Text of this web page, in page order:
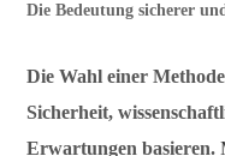
Die Bedeutung sicherer
Die Wahl einer
Sicherheit,
Erwartungen basieren.